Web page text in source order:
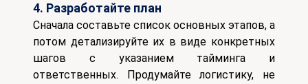
4. Разработайте план
Сначала составьте список основных этапов, а
потом детализируйте их в виде конкретных
шагов с указанием тайминга и
ответственных.
Продумайте логистику, не